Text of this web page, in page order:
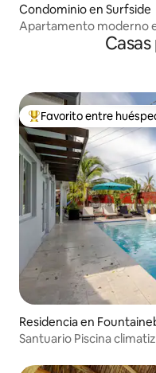
Condominio en Surfside
Apartamento moderno
De los mejores en
Favorito entre
Residencia en
Santuario Piscina